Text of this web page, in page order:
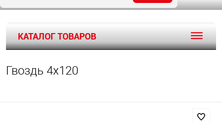
КАТАЛОГ ТОВАРОВ
Гвоздь 4х120